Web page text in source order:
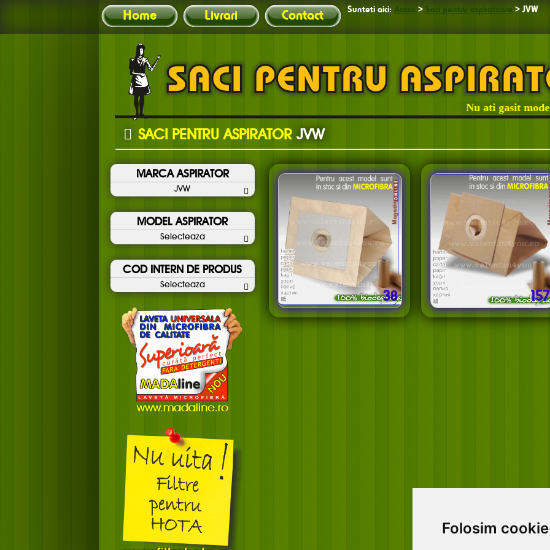
Folosim
Home Livrari Contact Sunteti aici: Acasa > Saci pentru aspiratoare > JVW
Nu ati gasit modelul
SACI PENTRU ASPIRATOR JVW
MARCA ASPIRATOR
JVW
MODEL ASPIRATOR
Selecteaza
COD INTERN DE PRODUS
Selecteaza
38 157